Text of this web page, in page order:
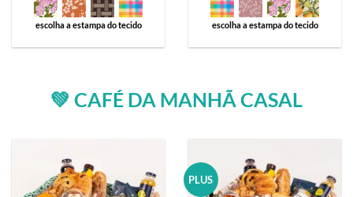
escolha a estampa do tecido escolha a estampa do tecido
💚 CAFÉ DA MANHÃ CASAL
PLUS